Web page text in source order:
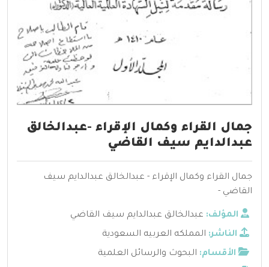
جمال القراء وكمال الإقراء -عبدالخالق
عبدالدايم سيف القاضي
جمال القراء وكمال الإقراء - عبدالخالق عبدالدايم سيف
القاضي -
المؤلف: عبدالخالق عبدالدايم سيف القاضي
الناشر: المملكه العربيه السعودية
الأقسام: البحوث والرسائل العلمية